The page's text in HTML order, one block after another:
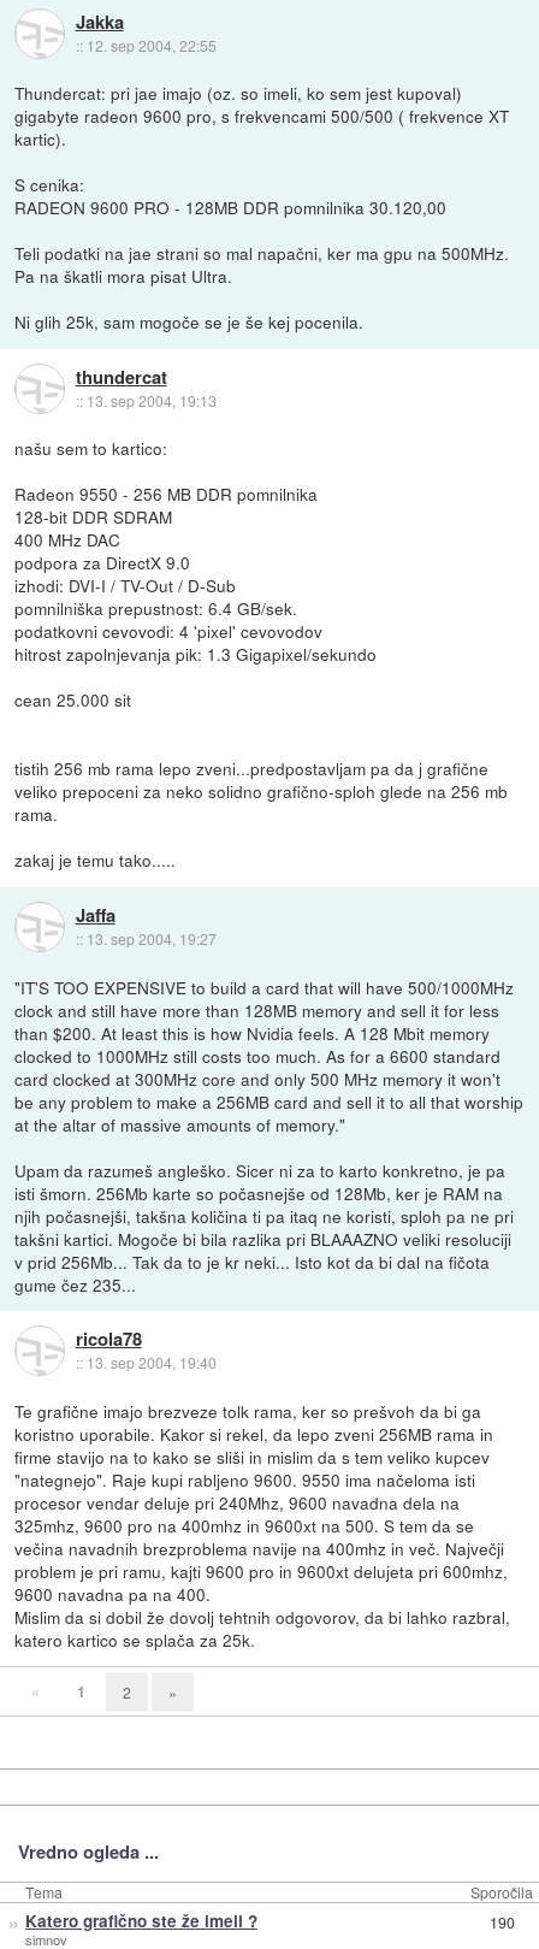
Jakka
:: 12. sep 2004, 22:55
Thundercat: pri jae imajo (oz. so imeli, ko sem jest kupoval)
gigabyte radeon 9600 pro, s frekvencami 500/500 ( frekvence XT
kartic).
S cenika:
RADEON 9600 PRO - 128MB DDR pomnilnika 30.120,00
Teli podatki na jae strani so mal napačni, ker ma gpu na 500MHz.
Pa na škatli mora pisat Ultra.
Ni glih 25k, sam mogoče se je še kej pocenila.
thundercat
:: 13. sep 2004, 19:13
našu sem to kartico:
Radeon 9550 - 256 MB DDR pomnilnika
128-bit DDR SDRAM
400 MHz DAC
podpora za DirectX 9.0
izhodi: DVI-I / TV-Out / D-Sub
pomnilniška prepustnost: 6.4 GB/sek.
podatkovni cevovodi: 4 'pixel' cevovodov
hitrost zapolnjevanja pik: 1.3 Gigapixel/sekundo
cean 25.000 sit
tistih 256 mb rama lepo zveni...predpostavljam pa da j grafične
veliko prepoceni za neko solidno grafično-sploh glede na 256 mb
rama.
zakaj je temu tako.....
Jaffa
:: 13. sep 2004, 19:27
"IT'S TOO EXPENSIVE to build a card that will have 500/1000MHz
clock and still have more than 128MB memory and sell it for less
than $200. At least this is how Nvidia feels. A 128 Mbit memory
clocked to 1000MHz still costs too much. As for a 6600 standard
card clocked at 300MHz core and only 500 MHz memory it won't
be any problem to make a 256MB card and sell it to all that worship
at the altar of massive amounts of memory."
Upam da razumeš angleško. Sicer ni za to karto konkretno, je pa
isti šmorn. 256Mb karte so počasnejše od 128Mb, ker je RAM na
njih počasnejši, takšna količina ti pa itaq ne koristi, sploh pa ne pri
takšni kartici. Mogoče bi bila razlika pri BLAAAZNO veliki resoluciji
v prid 256Mb... Tak da to je kr neki... Isto kot da bi dal na fičota
gume čez 235...
ricola78
:: 13. sep 2004, 19:40
Te grafične imajo brezveze tolk rama, ker so prešvoh da bi ga
koristno uporabile. Kakor si rekel, da lepo zveni 256MB rama in
firme stavijo na to kako se sliši in mislim da s tem veliko kupcev
"nategnejo". Raje kupi rabljeno 9600. 9550 ima načeloma isti
procesor vendar deluje pri 240Mhz, 9600 navadna dela na
325mhz, 9600 pro na 400mhz in 9600xt na 500. S tem da se
večina navadnih brezproblema navije na 400mhz in več. Največji
problem je pri ramu, kajti 9600 pro in 9600xt delujeta pri 600mhz,
9600 navadna pa na 400.
Mislim da si dobil že dovolj tehtnih odgovorov, da bi lahko razbral,
katero kartico se splača za 25k.
« 1 2 »
Vredno ogleda ...
Tema Sporočila
» Katero grafično ste že imeli ?
simnov
190